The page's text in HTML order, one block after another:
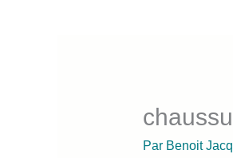
Par Benoit